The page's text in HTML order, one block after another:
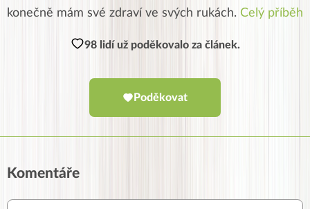
konečně mám své zdraví ve svých rukách. Celý příběh
98 lidí už poděkovalo za článek.
Poděkovat
Komentáře